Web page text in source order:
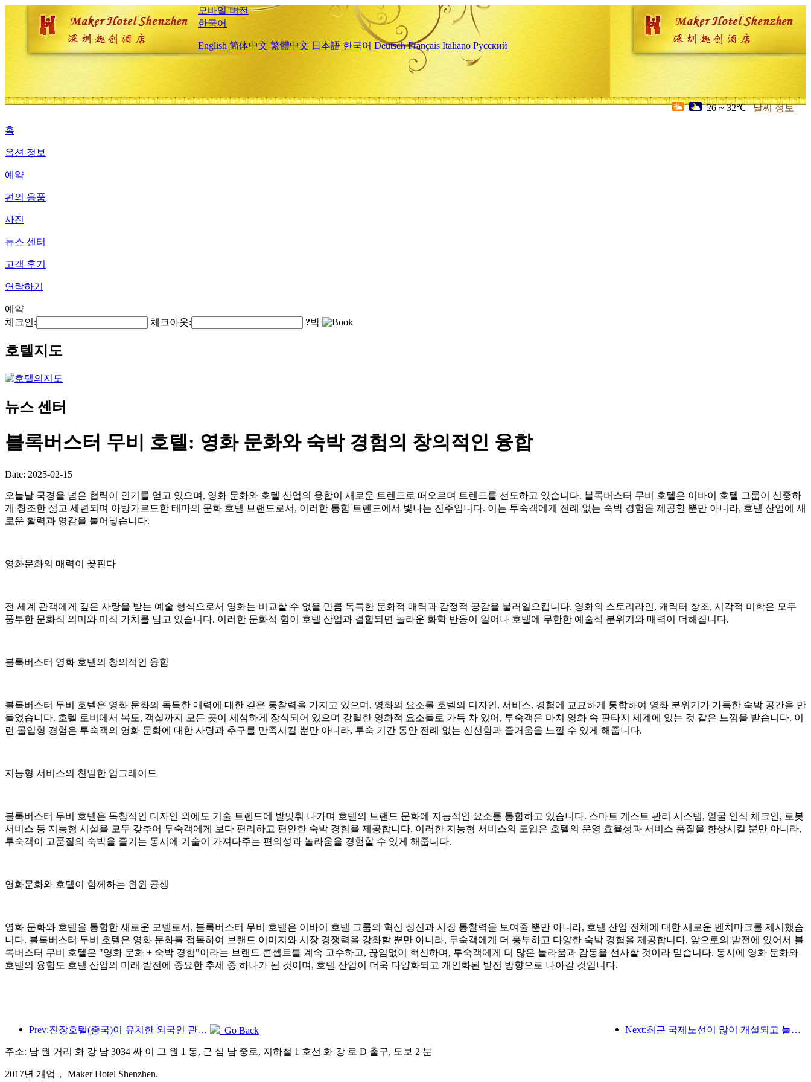
모바일 버전
한국어
English 简体中文 繁體中文 日本語 한국어 Deutsch Français Italiano Русский
26 ~ 32℃ 날씨 정보
홈
옵션 정보
예약
편의 용품
사진
뉴스 센터
고객 후기
연락하기
예약
체크인:
체크아웃: ?박
호텔지도
뉴스 센터
블록버스터 무비 호텔: 영화 문화와 숙박 경험의 창의적인 융합
Date: 2025-02-15
오늘날 국경을 넘은 협력이 인기를 얻고 있으며, 영화 문화와 호텔 산업의 융합이 새로운 트렌드로 떠오르며 트렌드를 선도하고 있습니다. 블록버스터 무비 호텔은 이바이 호텔 그룹이 신중하
게 창조한 젊고 세련되며 아방가르드한 테마의 문화 호텔 브랜드로서, 이러한 통합 트렌드에서 빛나는 진주입니다. 이는 투숙객에게 전례 없는 숙박 경험을 제공할 뿐만 아니라, 호텔 산업에 새
로운 활력과 영감을 불어넣습니다.
영화문화의 매력이 꽃핀다
전 세계 관객에게 깊은 사랑을 받는 예술 형식으로서 영화는 비교할 수 없을 만큼 독특한 문화적 매력과 감정적 공감을 불러일으킵니다. 영화의 스토리라인, 캐릭터 창조, 시각적 미학은 모두
풍부한 문화적 의미와 미적 가치를 담고 있습니다. 이러한 문화적 힘이 호텔 산업과 결합되면 놀라운 화학 반응이 일어나 호텔에 무한한 예술적 분위기와 매력이 더해집니다.
블록버스터 영화 호텔의 창의적인 융합
블록버스터 무비 호텔은 영화 문화의 독특한 매력에 대한 깊은 통찰력을 가지고 있으며, 영화의 요소를 호텔의 디자인, 서비스, 경험에 교묘하게 통합하여 영화 분위기가 가득한 숙박 공간을 만
들었습니다. 호텔 로비에서 복도, 객실까지 모든 곳이 세심하게 장식되어 있으며 강렬한 영화적 요소들로 가득 차 있어, 투숙객은 마치 영화 속 판타지 세계에 있는 것 같은 느낌을 받습니다. 이
런 몰입형 경험은 투숙객의 영화 문화에 대한 사랑과 추구를 만족시킬 뿐만 아니라, 투숙 기간 동안 전례 없는 신선함과 즐거움을 느낄 수 있게 해줍니다.
지능형 서비스의 친밀한 업그레이드
블록버스터 무비 호텔은 독창적인 디자인 외에도 기술 트렌드에 발맞춰 나가며 호텔의 브랜드 문화에 지능적인 요소를 통합하고 있습니다. 스마트 게스트 관리 시스템, 얼굴 인식 체크인, 로봇
서비스 등 지능형 시설을 모두 갖추어 투숙객에게 보다 편리하고 편안한 숙박 경험을 제공합니다. 이러한 지능형 서비스의 도입은 호텔의 운영 효율성과 서비스 품질을 향상시킬 뿐만 아니라,
투숙객이 고품질의 숙박을 즐기는 동시에 기술이 가져다주는 편의성과 놀라움을 경험할 수 있게 해줍니다.
영화문화와 호텔이 함께하는 윈윈 공생
영화 문화와 호텔을 통합한 새로운 모델로서, 블록버스터 무비 호텔은 이바이 호텔 그룹의 혁신 정신과 시장 통찰력을 보여줄 뿐만 아니라, 호텔 산업 전체에 대한 새로운 벤치마크를 제시했습
니다. 블록버스터 무비 호텔은 영화 문화를 접목하여 브랜드 이미지와 시장 경쟁력을 강화할 뿐만 아니라, 투숙객에게 더 풍부하고 다양한 숙박 경험을 제공합니다. 앞으로의 발전에 있어서 블
록버스터 무비 호텔은 "영화 문화 + 숙박 경험"이라는 브랜드 콘셉트를 계속 고수하고, 끊임없이 혁신하며, 투숙객에게 더 많은 놀라움과 감동을 선사할 것이라 믿습니다. 동시에 영화 문화와
호텔의 융합도 호텔 산업의 미래 발전에 중요한 추세 중 하나가 될 것이며, 호텔 산업이 더욱 다양화되고 개인화된 발전 방향으로 나아갈 것입니다.
Prev:진장호텔(중국)이 유치한 외국인 관광객 수가 전년 대비 9배 이상 증가했다. Next:최근 국제노선이 많이 개설되고 늘어나고 있습니다.
Go Back
주소: 남 원 거리 화 강 남 3034 싸 이 그 원 1 동, 근 심 남 중로, 지하철 1 호선 화 강 로 D 출구, 도보 2 분
2017년 개업， Maker Hotel Shenzhen.